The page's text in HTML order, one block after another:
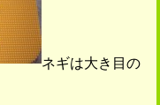
ネギは大き目の